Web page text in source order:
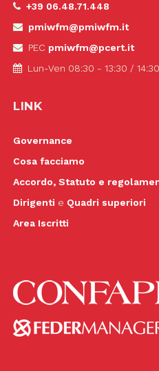
+39 06.48.71.448
pmiwfm@pmiwfm.it
PEC pmiwfm@pcert.it
Lun-Ven 08:30 - 13:30 /
LINK
Governance
Cosa facciamo
Accordo, Statuto e
Dirigenti e Quadri superiori
Area Iscritti